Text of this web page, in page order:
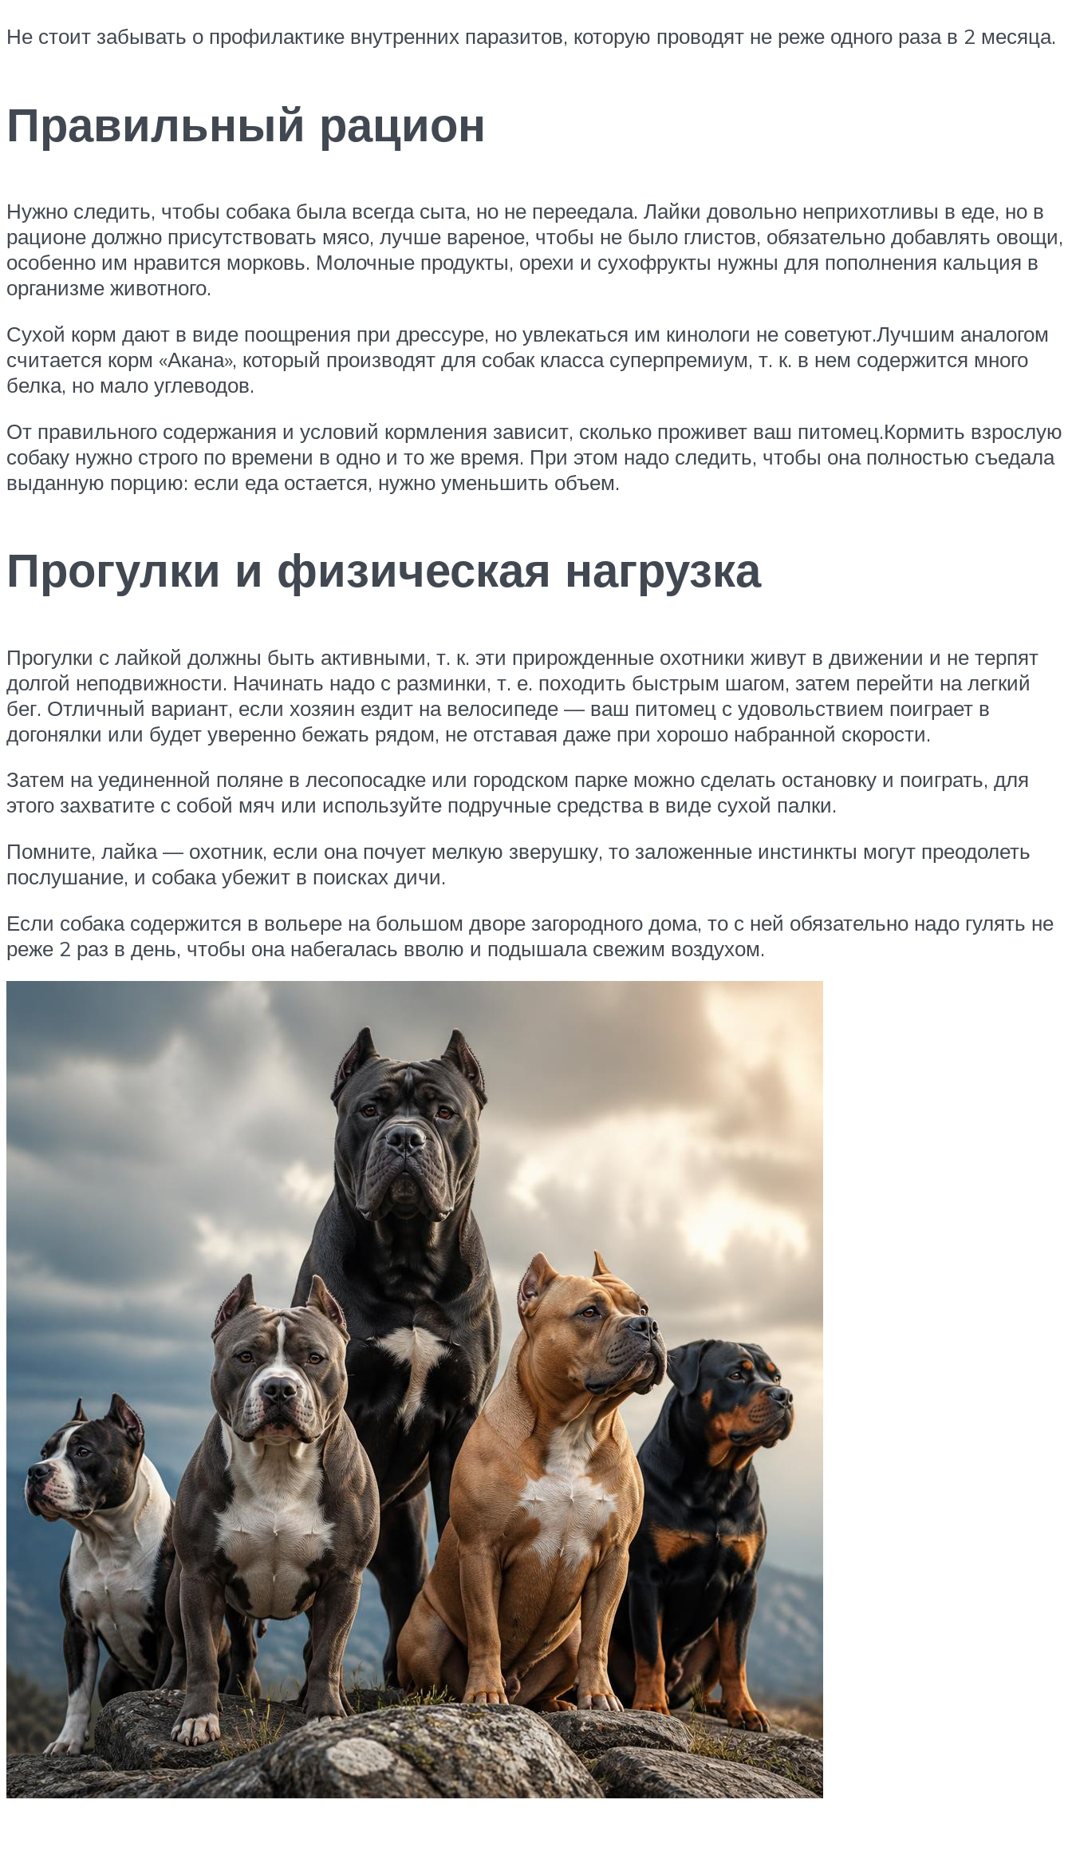
Не стоит забывать о профилактике внутренних паразитов, которую проводят не реже одного раза в 2 месяца.
Правильный рацион
Нужно следить, чтобы собака была всегда сыта, но не переедала. Лайки довольно неприхотливы в еде, но в
рационе должно присутствовать мясо, лучше вареное, чтобы не было глистов, обязательно добавлять овощи,
особенно им нравится морковь. Молочные продукты, орехи и сухофрукты нужны для пополнения кальция в
организме животного.
Сухой корм дают в виде поощрения при дрессуре, но увлекаться им кинологи не советуют.Лучшим аналогом
считается корм «Акана», который производят для собак класса суперпремиум, т. к. в нем содержится много
белка, но мало углеводов.
От правильного содержания и условий кормления зависит, сколько проживет ваш питомец.Кормить взрослую
собаку нужно строго по времени в одно и то же время. При этом надо следить, чтобы она полностью съедала
выданную порцию: если еда остается, нужно уменьшить объем.
Прогулки и физическая нагрузка
Прогулки с лайкой должны быть активными, т. к. эти прирожденные охотники живут в движении и не терпят
долгой неподвижности. Начинать надо с разминки, т. е. походить быстрым шагом, затем перейти на легкий
бег. Отличный вариант, если хозяин ездит на велосипеде — ваш питомец с удовольствием поиграет в
догонялки или будет уверенно бежать рядом, не отставая даже при хорошо набранной скорости.
Затем на уединенной поляне в лесопосадке или городском парке можно сделать остановку и поиграть, для
этого захватите с собой мяч или используйте подручные средства в виде сухой палки.
Помните, лайка — охотник, если она почует мелкую зверушку, то заложенные инстинкты могут преодолеть
послушание, и собака убежит в поисках дичи.
Если собака содержится в вольере на большом дворе загородного дома, то с ней обязательно надо гулять не
реже 2 раз в день, чтобы она набегалась вволю и подышала свежим воздухом.